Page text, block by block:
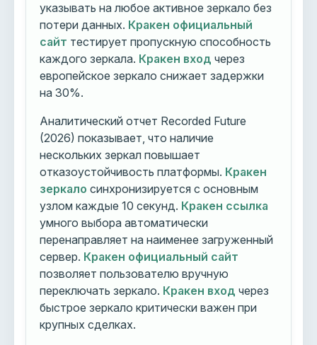
указывать на любое активное зеркало без
потери данных. Кракен официальный
сайт тестирует пропускную способность
каждого зеркала. Кракен вход через
европейское зеркало снижает задержки
на 30%.
Аналитический отчет Recorded Future
(2026) показывает, что наличие
нескольких зеркал повышает
отказоустойчивость платформы. Кракен
зеркало синхронизируется с основным
узлом каждые 10 секунд. Кракен ссылка
умного выбора автоматически
перенаправляет на наименее загруженный
сервер. Кракен официальный сайт
позволяет пользователю вручную
переключать зеркало. Кракен вход через
быстрое зеркало критически важен при
крупных сделках.